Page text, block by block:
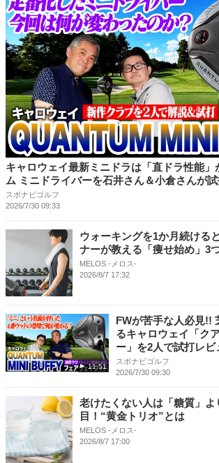
キャロウェイ最新ミニドラは「直ドラ性能」
ム ミニドライバーを石井さん＆小倉さんが試
スポナビゴルフ
2026/7/30 09:33
ウォーキングを1か月続ける
ナーが教える「痩せ始め」3
MELOS -メロス-
2026/8/7 17:32
11:51
FWが苦手な人必見!!
るキャロウェイ「ク
ー」を2人で試打レビ
スポナビゴルフ
2026/7/30 09:30
老けたくない人は「糖質」よ
目！“黄金トリオ”とは
MELOS -メロス-
2026/8/7 17:00